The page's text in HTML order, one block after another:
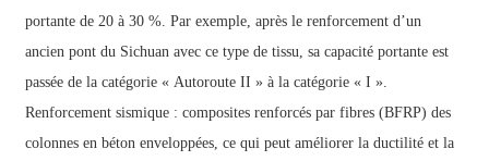
portante de 20 à 30 %. Par exemple, après le renforcement d’un
ancien pont du Sichuan avec ce type de tissu, sa capacité portante est
passée de la catégorie « Autoroute II » à la catégorie « I ».
Renforcement sismique : composites renforcés par fibres (BFRP) des
colonnes en béton enveloppées, ce qui peut améliorer la ductilité et la